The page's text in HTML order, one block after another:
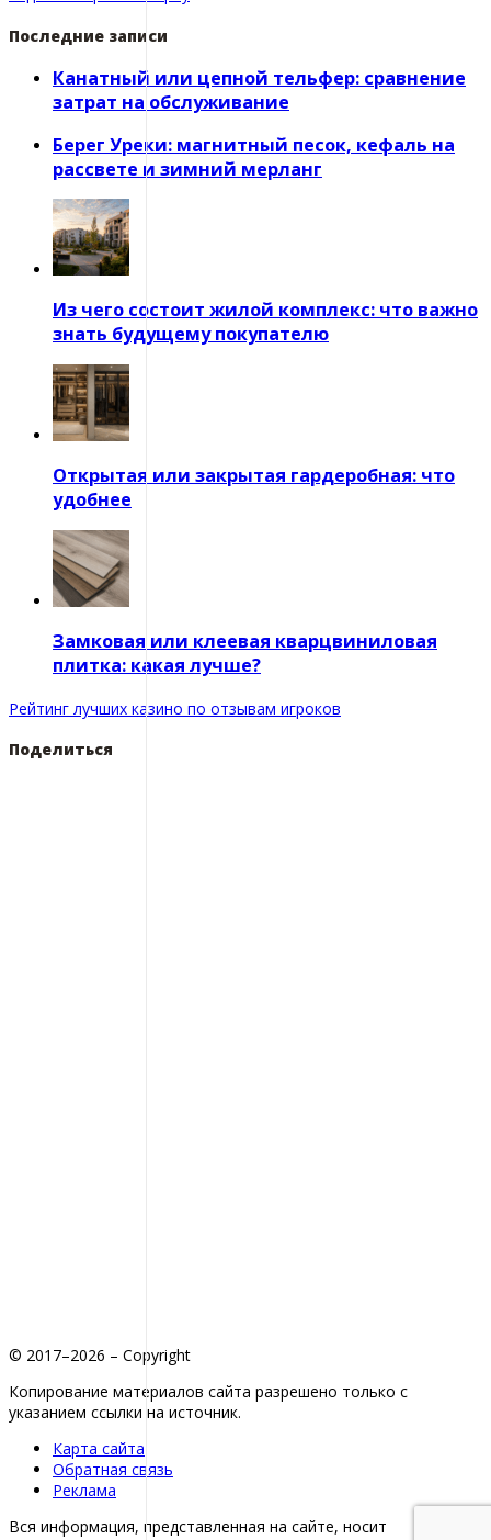
Последние записи
Канатный или цепной тельфер: сравнение
затрат на обслуживание
Берег Уреки: магнитный песок, кефаль на
рассвете и зимний мерланг
Из чего состоит жилой комплекс: что важно
знать будущему покупателю
Открытая или закрытая гардеробная: что
удобнее
Замковая или клеевая кварцвиниловая
плитка: какая лучше?
Рейтинг лучших казино по отзывам игроков
Поделиться
© 2017–2026 – Copyright
Копирование материалов сайта разрешено только с
указанием ссылки на источник.
Карта сайта
Обратная связь
Реклама
Вся информация, представленная на сайте, носит